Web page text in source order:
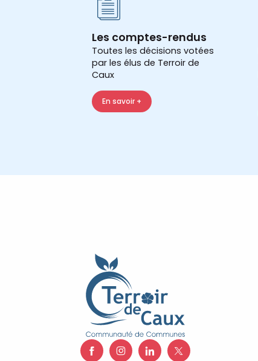
Les comptes-rendus
Toutes les décisions votées
par les élus de Terroir de
Caux
En savoir +